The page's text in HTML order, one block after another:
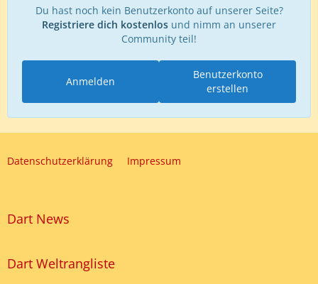
Du hast noch kein Benutzerkonto auf unserer Seite?
Registriere dich kostenlos und nimm an unserer
Community teil!
Benutzerkonto
erstellen
Anmelden
Datenschutzerklärung Impressum
Dart News
Dart Weltrangliste